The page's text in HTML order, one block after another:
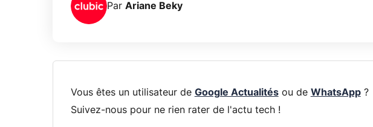
Par Ariane Beky
Vous êtes un utilisateur de Google Actualitésou de WhatsApp?
Suivez-nous pour ne rien rater de l'actu tech !